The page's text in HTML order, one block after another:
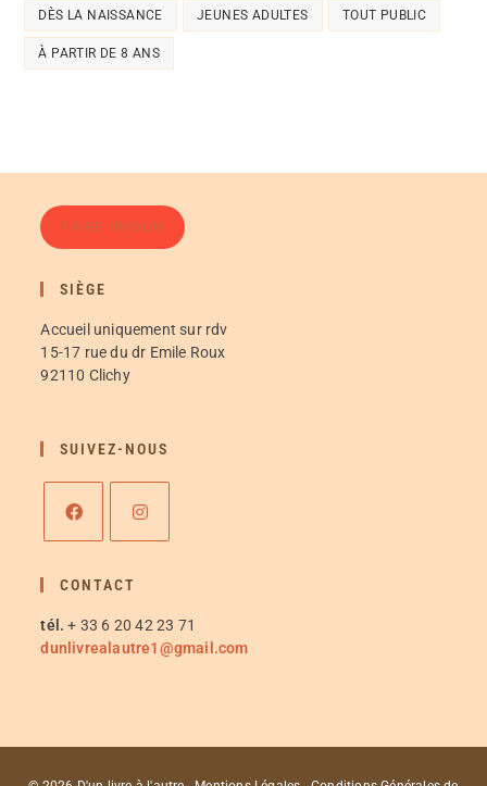
DÈS LA NAISSANCE JEUNES ADULTES TOUT PUBLIC
À PARTIR DE 8 ANS
FAIRE UN DON
SIÈGE
Accueil uniquement sur rdv
15-17 rue du dr Emile Roux
92110 Clichy
SUIVEZ-NOUS
CONTACT
tél. + 33 6 20 42 23 71
dunlivrealautre1@gmail.com